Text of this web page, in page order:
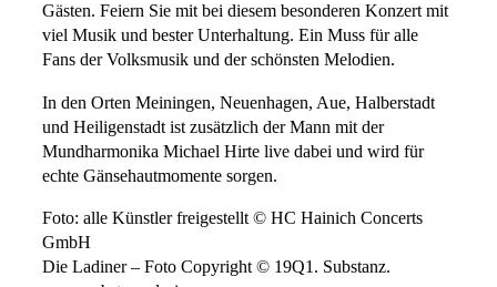
Gästen. Feiern Sie mit bei diesem besonderen Konzert mit
viel Musik und bester Unterhaltung. Ein Muss für alle
Fans der Volksmusik und der schönsten Melodien.
In den Orten Meiningen, Neuenhagen, Aue, Halberstadt
und Heiligenstadt ist zusätzlich der Mann mit der
Mundharmonika Michael Hirte live dabei und wird für
echte Gänsehautmomente sorgen.
Foto: alle Künstler freigestellt © HC Hainich Concerts
GmbH
Die Ladiner – Foto Copyright © 19Q1. Substanz. 